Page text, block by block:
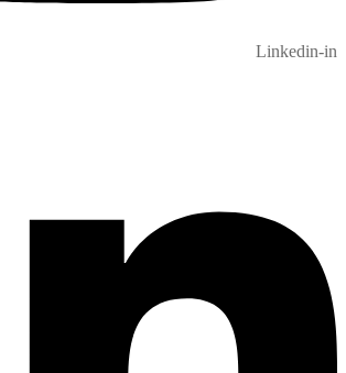
Linkedin-in